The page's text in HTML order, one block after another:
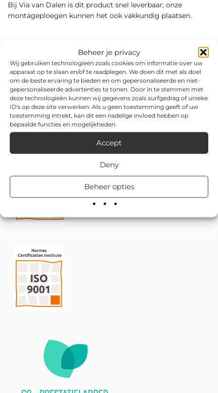
Beheer je privacy
Wij gebruiken technologieën zoals cookies om informatie over uw
apparaat op te slaan en/of te raadplegen. We doen dit met als doel
om de beste ervaring te bieden en om gepersonaliseerde en niet-
gepersonaliseerde advertenties te tonen. Door in te stemmen met
deze technologieën kunnen wij gegevens zoals surfgedrag of unieke
ID's op deze site verwerken. Als u geen toestemming geeft of uw
toestemming intrekt, kan dit een nadelige invloed hebben op
bepaalde functies en mogelijkheden.
Accept
Deny
Beheer opties
Bij Via van Dalen is dit product snel leverbaar; onze
montageploegen kunnen het ook vakkundig plaatsen.